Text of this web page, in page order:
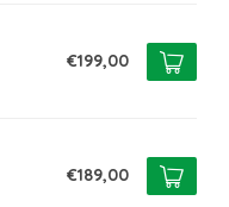
€199,00
€189,00